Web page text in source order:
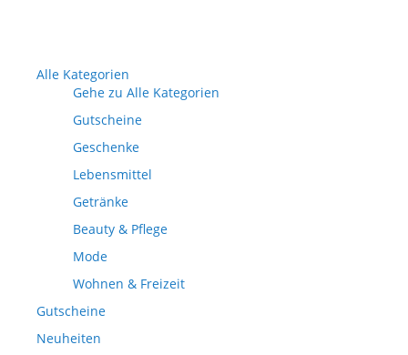
Alle Kategorien
Gehe zu Alle Kategorien
Gutscheine
Geschenke
Lebensmittel
Getränke
Beauty & Pflege
Mode
Wohnen & Freizeit
Gutscheine
Neuheiten